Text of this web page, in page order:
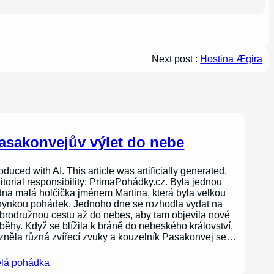
Next post : Hostina Ægira
výlet do nebe
with AI. This article was artificially generated.
responsibility: PrimaPohádky.cz. Byla jednou
malá holčička jménem Martina, která byla velkou
pohádek. Jednoho dne se rozhodla vydat na
cestu až do nebes, aby tam objevila nové
Když se blížila k bráně do nebeského království,
různá zvířecí zvuky a kouzelník Pasakonvej se…
pohádka